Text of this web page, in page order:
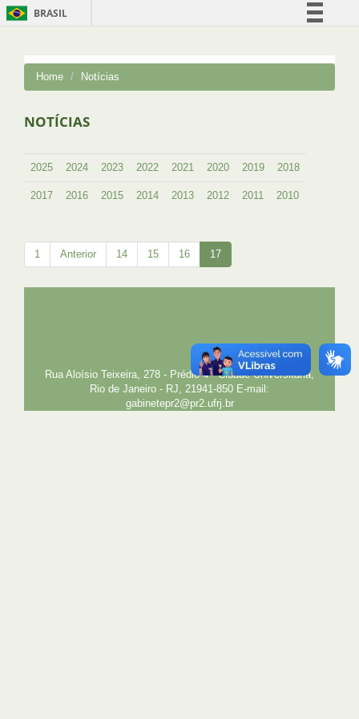
BRASIL
Comunica BR
Home Notícias
NOTÍCIAS
2025 2024 2023 2022 2021 2020 2019 2018
2017 2016 2015 2014 2013 2012 2011 2010
1 Anterior 14 15 16 17
SIGA
SIBI
Rua Aloísio Teixeira, 278 - Prédio 4 - Cidade Universitária,
Rio de Janeiro - RJ, 21941-850 E-mail:
gabinetepr2@pr2.ufrj.br